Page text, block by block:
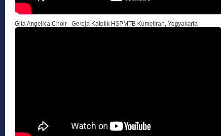
Gita Angelica Choir - Gereja Katolik HSPMTB Kumetiran, Yogyakarta